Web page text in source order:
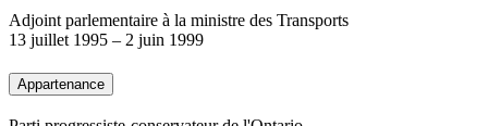
Adjoint parlementaire à la ministre des Transports
13 juillet 1995 – 2 juin 1999
Appartenance